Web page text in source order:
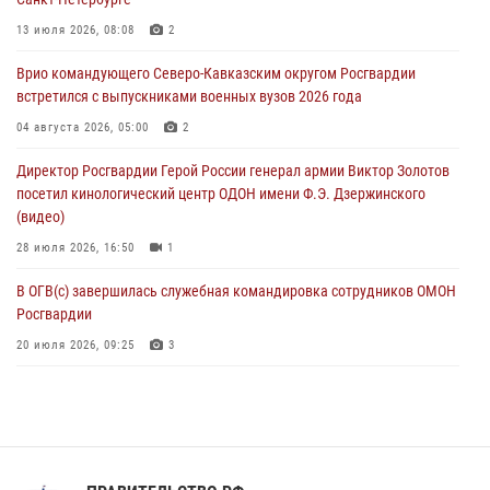
06 августа 2026, 11:56
угрожавшего подростку травматическим пистолетом
06 августа 2026, 11:33
крупная нарколаборатория
13 июля 2026, 08:08 2
Врио командующего Северо-Кавказским округом Росгвардии
встретился с выпускниками военных вузов 2026 года
04 августа 2026, 05:00 2
Директор Росгвардии Герой России генерал армии Виктор Золотов
посетил кинологический центр ОДОН имени Ф.Э. Дзержинского
(видео)
28 июля 2026, 16:50 1
В ОГВ(с) завершилась служебная командировка сотрудников ОМОН
Росгвардии
20 июля 2026, 09:25 3